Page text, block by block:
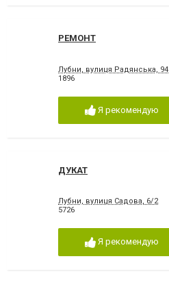
РЕМОНТ
Лубни, вулиця Радянська, 94
1896
Я рекомендую
ДУКАТ
Лубни, вулиця Садова, 6/2
5726
Я рекомендую